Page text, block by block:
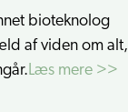
bioteknolog
af viden om alt,
Læs mere >>